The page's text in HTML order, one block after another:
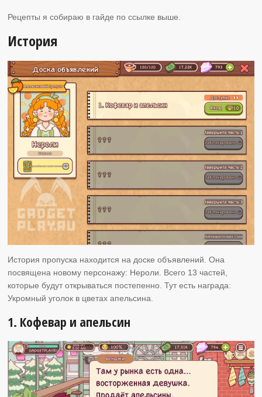
Рецепты я собираю в гайде по ссылке выше.
История
История пропуска находится на доске объявлений. Она
посвящена новому персонажу: Нероли. Всего 13 частей,
которые будут открываться постепенно. Тут есть награда:
Укромный уголок в цветах апельсина.
1. Кофевар и апельсин